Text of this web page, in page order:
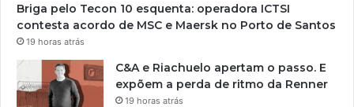
Briga pelo Tecon 10 esquenta: operadora ICTSI
contesta acordo de MSC e Maersk no Porto de Santos
19 horas atrás
C&A e Riachuelo apertam o passo. E
expõem a perda de ritmo da Renner
19 horas atrás